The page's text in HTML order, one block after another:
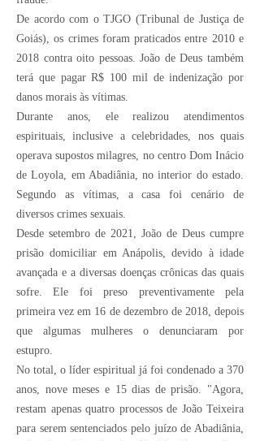
De acordo com o TJGO (Tribunal de Justiça de
Goiás), os crimes foram praticados entre 2010 e
2018 contra oito pessoas. João de Deus também
terá que pagar R$ 100 mil de indenização por
danos morais às vítimas.
Durante anos, ele realizou atendimentos
espirituais, inclusive a celebridades, nos quais
operava supostos milagres, no centro Dom Inácio
de Loyola, em Abadiânia, no interior do estado.
Segundo as vítimas, a casa foi cenário de
diversos crimes sexuais.
Desde setembro de 2021, João de Deus cumpre
prisão domiciliar em Anápolis, devido à idade
avançada e a diversas doenças crônicas das quais
sofre. Ele foi preso preventivamente pela
primeira vez em 16 de dezembro de 2018, depois
que algumas mulheres o denunciaram por
estupro.
No total, o líder espiritual já foi condenado a 370
anos, nove meses e 15 dias de prisão. "Agora,
restam apenas quatro processos de João Teixeira
para serem sentenciados pelo juízo de Abadiânia,